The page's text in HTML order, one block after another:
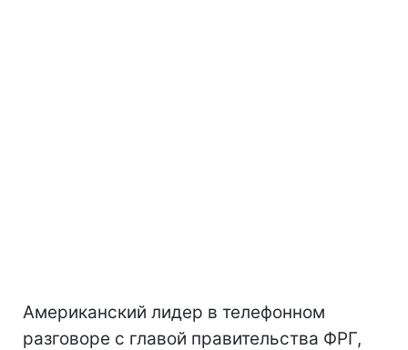
Американский лидер в телефонном
разговоре с главой правительства ФРГ,